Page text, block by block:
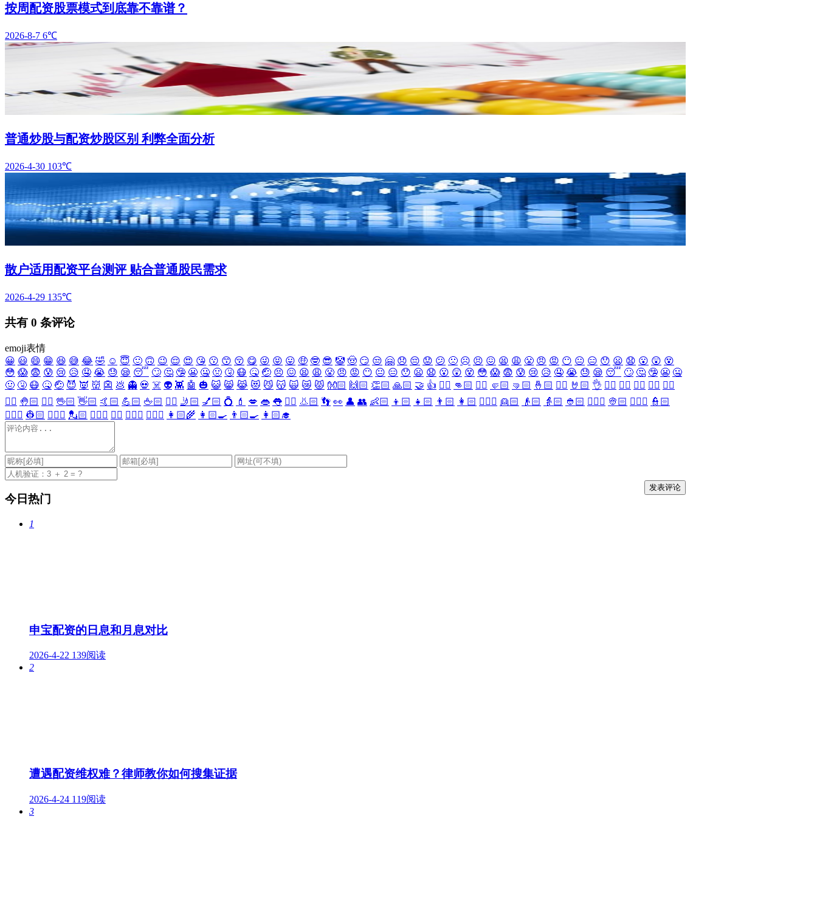
按周配资股票模式到底靠不靠谱？
2026-8-7 6℃
普通炒股与配资炒股区别 利弊全面分析
2026-4-30 103℃
散户适用配资平台测评 贴合普通股民需求
2026-4-29 135℃
共有 0 条评论
emoji表情
😀 😃 😄 😁 😆 😅 😂 🤣 ☺️ 😇 🙂 🙃 😉 😌 😍 😘 😗 😙 😚 😋 😜 😝 😛 🤑 🤓 😎 🤡 🤠 😏 😒 🤗 😞 😔 😟 😕 🙁 ☹️ 😣 😖 😫 😩 😤 😠 😡 😶 😐 😑 😯 😦 😧 😮 😲 😵
😳 😱 😨 😰 😢 😥 🤤 😭 😓 😪 😴 🙄 🤔 🤥 😬 🤐 🤢 🤧 😷 🤒 🤕 😣 😖 😫 😩 😤 😠 😡 😶 😐 😑 😯 😦 😧 😮 😲 😵 😳 😱 😨 😰 😢 😥 🤤 😭 😓 😪 😴 🙄 🤔 🤥 😬 🤐
🤢 🤧 😷 🤒 🤕 😈 👿 👹 👺 💩 👻 💀 ☠️ 👽 👾 🤖 🎃 😺 😸 😹 😻 😼 😽 🙀 😿 😾 👐🏻 🙌🏻 👏🏻 🙏🏻 🤝 👍 👎🏻 👊🏻 ✊🏻 🤛🏻 🤜🏻 🤞🏻 ✌🏻 🤘🏻 👌 👈🏻 👉🏻 👆🏻 👇🏻 ☝🏻
✋🏻 🤚🏻 🖐🏻 🖖🏻 👋🏻 🤙🏻 💪🏻 🖕🏻 ✍🏻 🤳🏻 💅🏻 💍 💄 💋 👄 👅 👂🏻 👃🏻 👣 👀 👤 👥 👶🏻 👦🏻 👧🏻 👨🏻 👩🏻 👱🏻‍♀️ 👱🏻 👴🏻 👵🏻 👲🏻 👳🏻‍♀️ 👳🏻 👮🏻‍♀️ 👮🏻
👷🏻‍♀️ 👷🏻 💂🏻‍♀️ 💂🏻 🕵🏻‍♀️ 🕵🏻 👩🏻‍⚕️ 👨🏻‍⚕️ 👩🏻‍🌾 👩🏻‍🍳 👨🏻‍🍳 👩🏻‍🎓
今日热门
1
申宝配资的日息和月息对比
2026-4-22 139阅读
2
遭遇配资维权难？律师教你如何搜集证据
2026-4-24 119阅读
3